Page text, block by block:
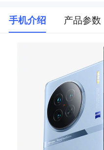
手机介绍 产品参数